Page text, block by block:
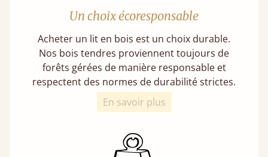
Un choix écoresponsable
Acheter un lit en bois est un choix durable.
Nos bois tendres proviennent toujours de
forêts gérées de manière responsable et
respectent des normes de durabilité strictes.
En savoir plus